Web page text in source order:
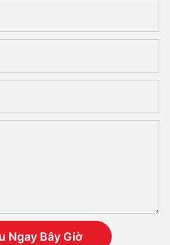
Ngay Bây Giờ